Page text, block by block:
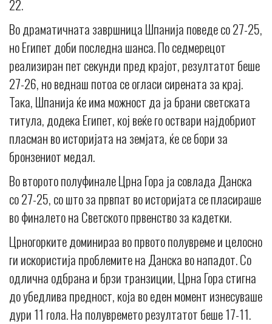
22.
Во драматичната завршница Шпанија поведе со 27-25,
но Египет доби последна шанса. По седмерецот
реализиран пет секунди пред крајот, резултатот беше
27-26, но веднаш потоа се огласи сирената за крај.
Така, Шпанија ќе има можност да ја брани светската
титула, додека Египет, кој веќе го оствари најдобриот
пласман во историјата на земјата, ќе се бори за
бронзениот медал.
Во второто полуфинале Црна Гора ја совлада Данска
со 27-25, со што за првпат во историјата се пласираше
во финалето на Светското првенство за кадетки.
Црногорките доминираа во првото полувреме и целосно
ги искористија проблемите на Данска во нападот. Со
одлична одбрана и брзи транзиции, Црна Гора стигна
до убедлива предност, која во еден момент изнесуваше
дури 11 гола. На полувремето резултатот беше 17-11.